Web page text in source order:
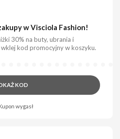
w Visciola Fashion!
30% na buty, ubrania i
kod promocyjny w koszyku.
KOD
wygasł